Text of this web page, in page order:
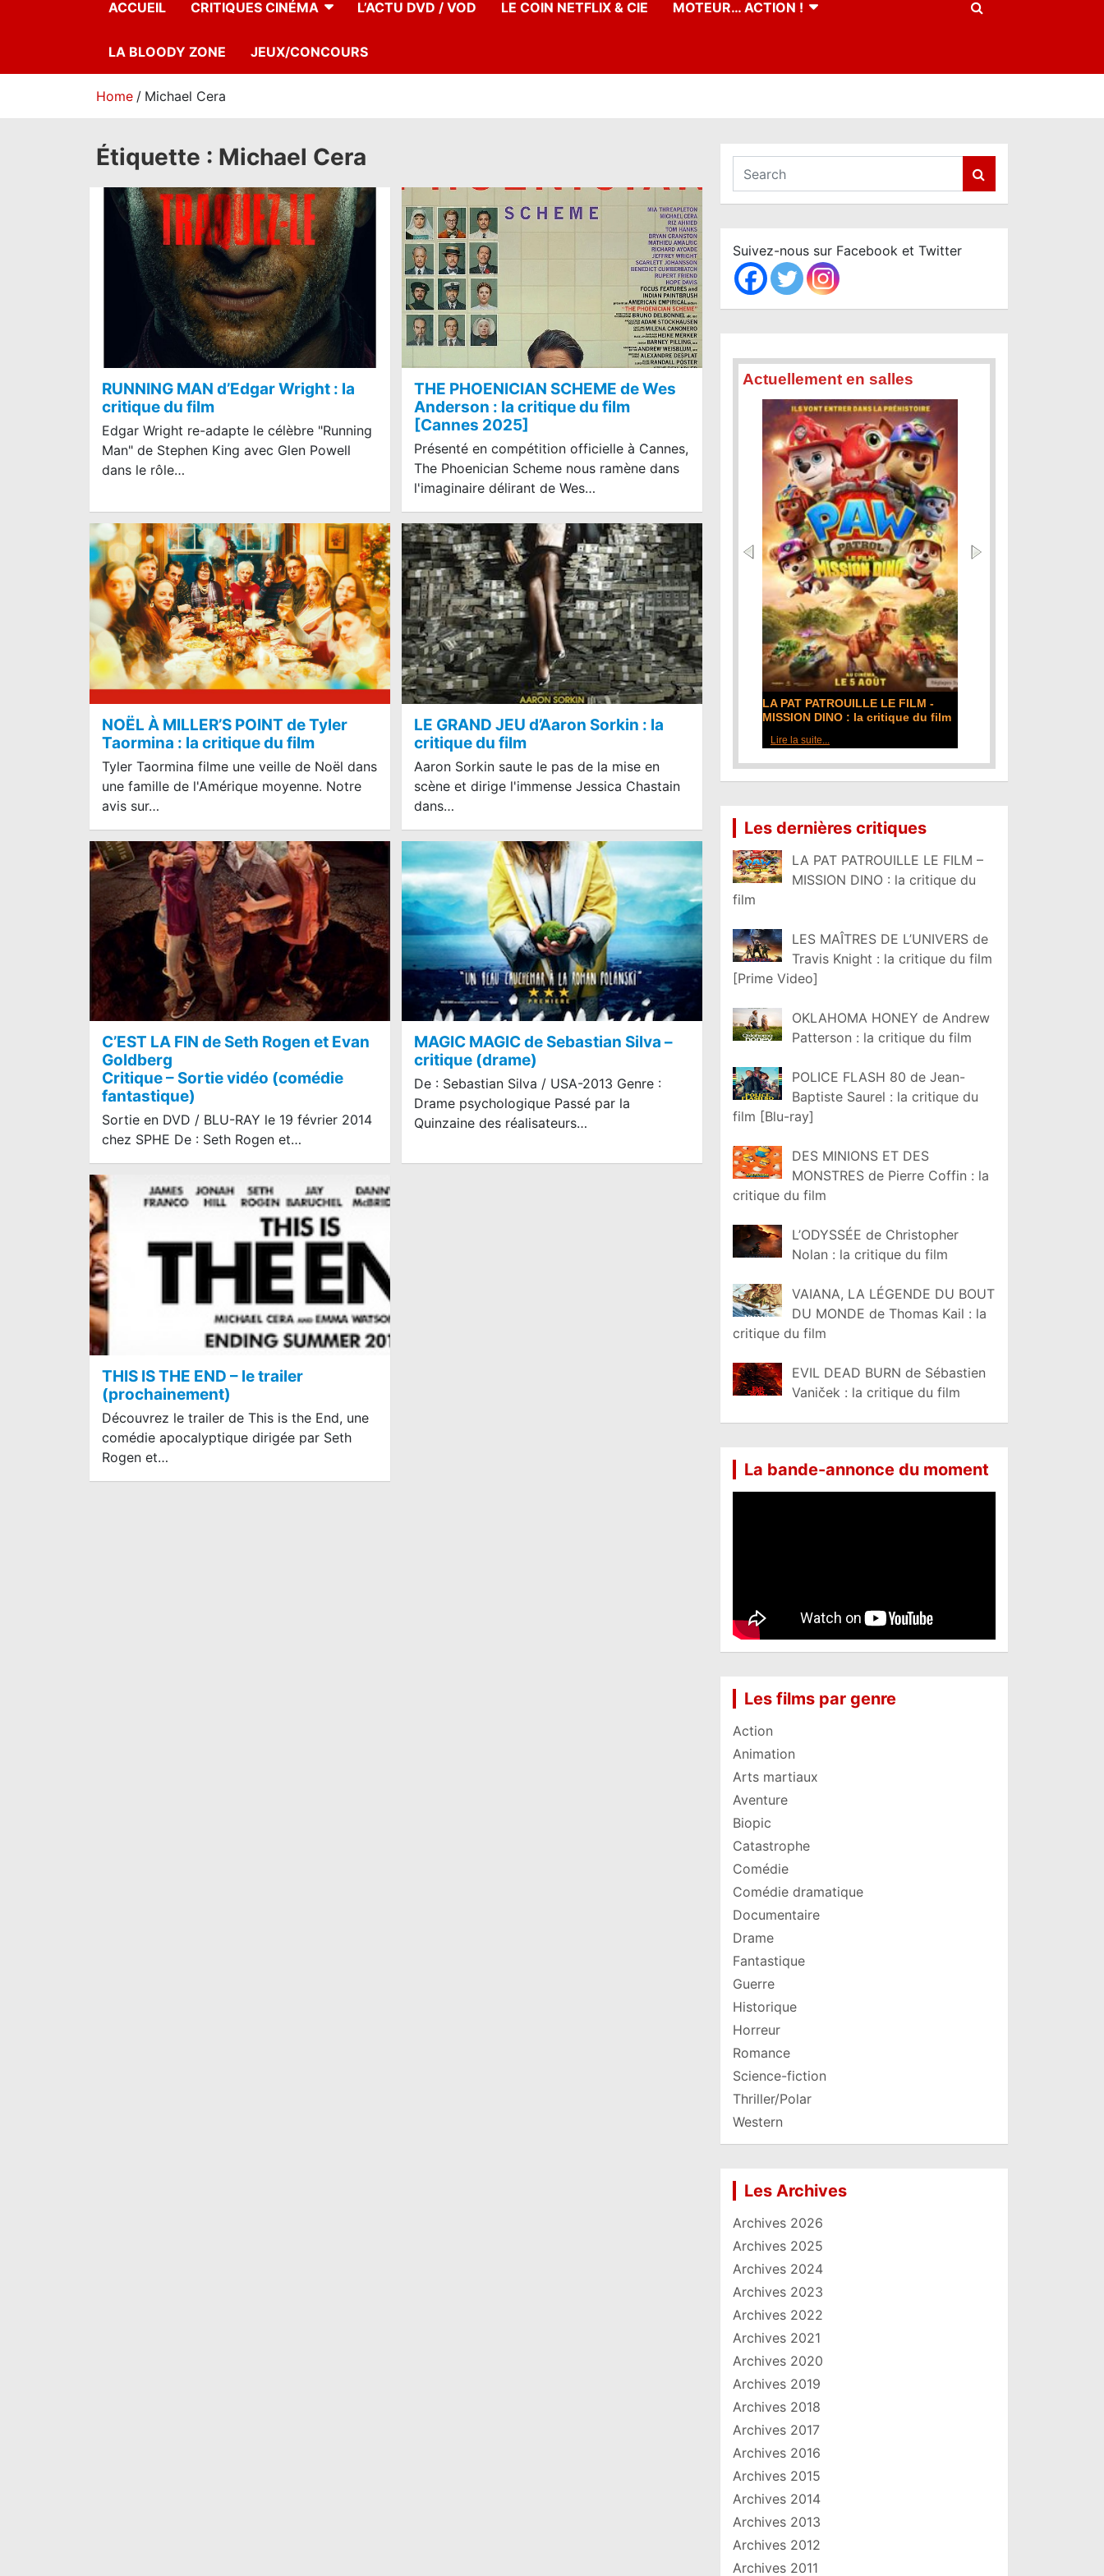
ACCUEIL CRITIQUES CINÉMA L’ACTU DVD / VOD LE COIN NETFLIX & CIE MOTEUR… ACTION !
LA BLOODY ZONE JEUX/CONCOURS
Home Michael Cera
Étiquette : Michael Cera
RUNNING MAN d’Edgar Wright : la
critique du film
Edgar Wright re-adapte le célèbre "Running
Man" de Stephen King avec Glen Powell
dans le rôle…
THE PHOENICIAN SCHEME de Wes
Anderson : la critique du film
[Cannes 2025]
Présenté en compétition officielle à Cannes,
The Phoenician Scheme nous ramène dans
l'imaginaire délirant de Wes…
NOËL À MILLER’S POINT de Tyler
Taormina : la critique du film
Tyler Taormina filme une veille de Noël dans
une famille de l'Amérique moyenne. Notre
avis sur…
LE GRAND JEU d’Aaron Sorkin : la
critique du film
Aaron Sorkin saute le pas de la mise en
scène et dirige l'immense Jessica Chastain
dans…
C’EST LA FIN de Seth Rogen et Evan
Goldberg
Critique – Sortie vidéo (comédie
fantastique)
Sortie en DVD / BLU-RAY le 19 février 2014
chez SPHE De : Seth Rogen et…
MAGIC MAGIC de Sebastian Silva –
critique (drame)
De : Sebastian Silva / USA-2013 Genre :
Drame psychologique Passé par la
Quinzaine des réalisateurs…
THIS IS THE END – le trailer
(prochainement)
Découvrez le trailer de This is the End, une
comédie apocalyptique dirigée par Seth
Rogen et…
a
c
h
Suivez-nous sur Facebook et Twitter
Actuellement en salles
LA PAT PATROUILLE LE FILM -
MISSION DINO : la critique du film
Lire la suite...
Les dernières critiques
LA PAT PATROUILLE LE FILM –
MISSION DINO : la critique du
film
LES MAÎTRES DE L’UNIVERS de
Travis Knight : la critique du film
[Prime Video]
OKLAHOMA HONEY de Andrew
Patterson : la critique du film
POLICE FLASH 80 de Jean-
Baptiste Saurel : la critique du
film [Blu-ray]
DES MINIONS ET DES
MONSTRES de Pierre Coffin : la
critique du film
L’ODYSSÉE de Christopher
Nolan : la critique du film
VAIANA, LA LÉGENDE DU BOUT
DU MONDE de Thomas Kail : la
critique du film
EVIL DEAD BURN de Sébastien
Vaniček : la critique du film
La bande-annonce du moment
Les films par genre
Action
Animation
Arts martiaux
Aventure
Biopic
Catastrophe
Comédie
Comédie dramatique
Documentaire
Drame
Fantastique
Guerre
Historique
Horreur
Romance
Science-fiction
Thriller/Polar
Western
Les Archives
Archives 2026
Archives 2025
Archives 2024
Archives 2023
Archives 2022
Archives 2021
Archives 2020
Archives 2019
Archives 2018
Archives 2017
Archives 2016
Archives 2015
Archives 2014
Archives 2013
Archives 2012
Archives 2011